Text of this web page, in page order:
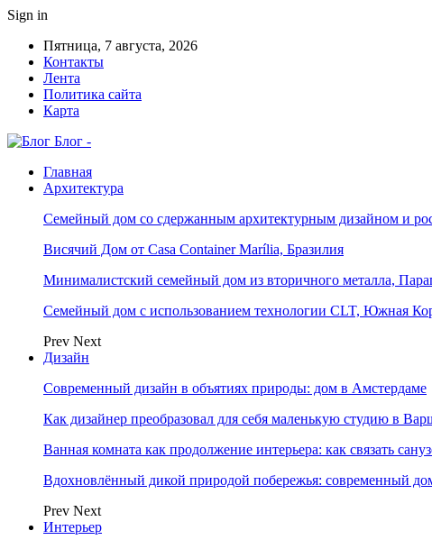
Sign in
Пятница, 7 августа, 2026
Контакты
Лента
Политика сайта
Карта
Блог -
Главная
Архитектура
Семейный дом со сдержанным архитектурным дизайном и
Висячий Дом от Casa Container Marília, Бразилия
Минималистский семейный дом из вторичного металла,
Семейный дом с использованием технологии CLT, Южная
Prev Next
Дизайн
Современный дизайн в объятиях природы: дом в Амстердаме
Как дизайнер преобразовал для себя маленькую студию в
Ванная комната как продолжение интерьера: как связать
Вдохновлённый дикой природой побережья: современный
Prev Next
Интерьер